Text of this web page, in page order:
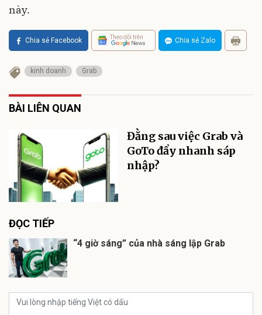
này.
Chia sẻ Facebook Theo dõi trên Chia sẻ Zalo
kinh doanh Grab
BÀI LIÊN QUAN
Đằng sau việc Grab và
GoTo đẩy nhanh sáp
nhập?
ĐỌC TIẾP
“4 giờ sáng” của nhà sáng lập Grab